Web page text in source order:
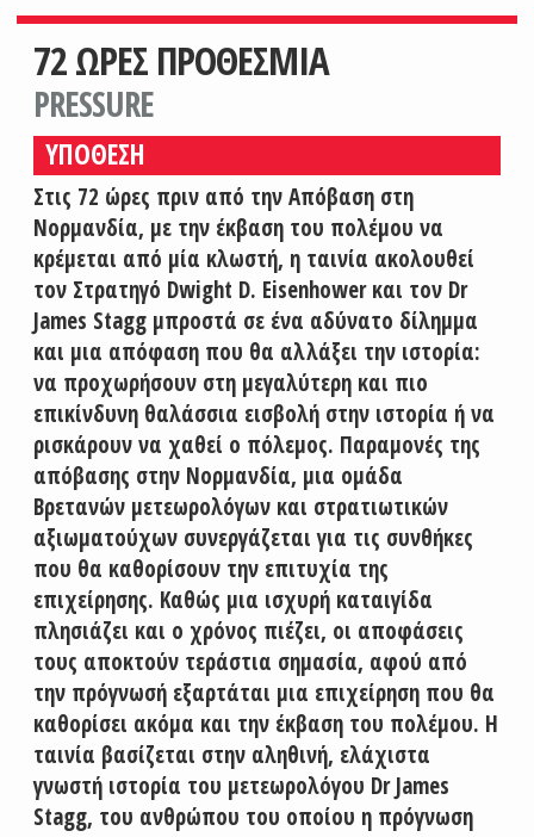
72 ΩΡΕΣ ΠΡΟΘΕΣΜΙΑ
PRESSURE
ΥΠΟΘΕΣΗ
Στις 72 ώρες πριν από την Απόβαση στη
Νορμανδία, με την έκβαση του πολέμου να
κρέμεται από μία κλωστή, η ταινία ακολουθεί
τον Στρατηγό Dwight D. Eisenhower και τον Dr
James Stagg μπροστά σε ένα αδύνατο δίλημμα
και μια απόφαση που θα αλλάξει την ιστορία:
να προχωρήσουν στη μεγαλύτερη και πιο
επικίνδυνη θαλάσσια εισβολή στην ιστορία ή να
ρισκάρουν να χαθεί ο πόλεμος. Παραμονές της
απόβασης στην Νορμανδία, μια ομάδα
Βρετανών μετεωρολόγων και στρατιωτικών
αξιωματούχων συνεργάζεται για τις συνθήκες
που θα καθορίσουν την επιτυχία της
επιχείρησης. Καθώς μια ισχυρή καταιγίδα
πλησιάζει και ο χρόνος πιέζει, οι αποφάσεις
τους αποκτούν τεράστια σημασία, αφού από
την πρόγνωσή εξαρτάται μια επιχείρηση που θα
καθορίσει ακόμα και την έκβαση του πολέμου. Η
ταινία βασίζεται στην αληθινή, ελάχιστα
γνωστή ιστορία του μετεωρολόγου Dr James
Stagg, του ανθρώπου του οποίου η πρόγνωση